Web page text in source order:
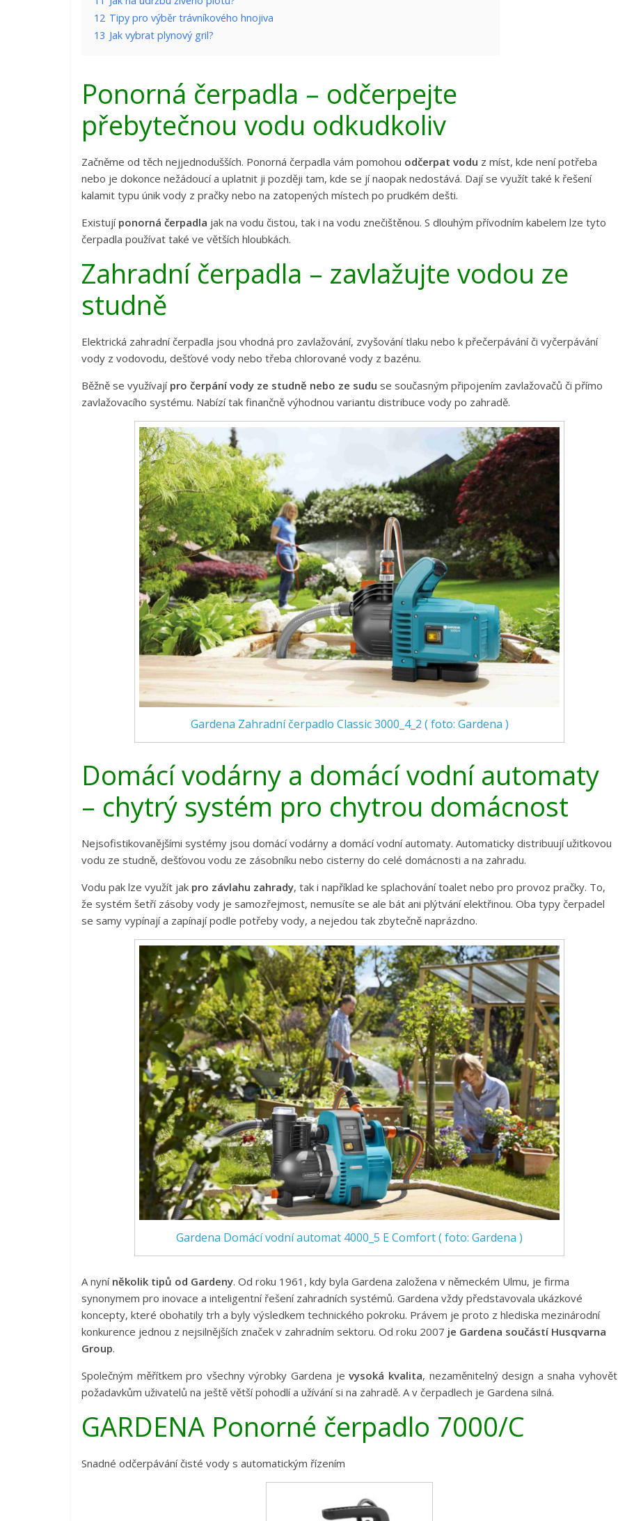
12 Tipy pro výběr trávníkového hnojiva
13 Jak vybrat plynový gril?
Ponorná čerpadla – odčerpejte
přebytečnou vodu odkudkoliv
Začněme od těch nejjednodušších. Ponorná čerpadla vám pomohou odčerpat vodu z míst, kde není potřeba
nebo je dokonce nežádoucí a uplatnit ji později tam, kde se jí naopak nedostává. Dají se využít také k řešení
kalamit typu únik vody z pračky nebo na zatopených místech po prudkém dešti.
Existují ponorná čerpadla jak na vodu čistou, tak i na vodu znečištěnou. S dlouhým přívodním kabelem lze tyto
čerpadla používat také ve větších hloubkách.
Zahradní čerpadla – zavlažujte vodou ze
studně
Elektrická zahradní čerpadla jsou vhodná pro zavlažování, zvyšování tlaku nebo k přečerpávání či vyčerpávání
vody z vodovodu, dešťové vody nebo třeba chlorované vody z bazénu.
Běžně se využívajípro čerpání vody ze studně nebo ze sudu se současným připojením zavlažovačů či přímo
zavlažovacího systému. Nabízí tak finančně výhodnou variantu distribuce vody po zahradě.
Gardena Zahradní čerpadlo Classic 3000_4_2 ( foto: Gardena )
Domácí vodárny a domácí vodní automaty
– chytrý systém pro chytrou domácnost
Nejsofistikovanějšími systémy jsou domácí vodárny a domácí vodní automaty. Automaticky distribuují užitkovou
vodu ze studně, dešťovou vodu ze zásobníku nebo cisterny do celé domácnosti a na zahradu.
Vodu pak lze využít jak pro závlahu zahrady, tak i například ke splachování toalet nebo pro provoz pračky. To,
že systém šetří zásoby vody je samozřejmost, nemusíte se ale bát ani plýtvání elektřinou. Oba typy čerpadel
se samy vypínají a zapínají podle potřeby vody, a nejedou tak zbytečně naprázdno.
Gardena Domácí vodní automat 4000_5 E Comfort ( foto: Gardena )
A nyní několik tipů od Gardeny. Od roku 1961, kdy byla Gardena založena v německém Ulmu, je firma
synonymem pro inovace a inteligentní řešení zahradních systémů. Gardena vždy představovala ukázkové
koncepty, které obohatily trh a byly výsledkem technického pokroku. Právem je proto z hlediska mezinárodní
konkurence jednou z nejsilnějších značek v zahradním sektoru. Od roku 2007 je Gardena součástí Husqvarna
Group.
Společným měřítkem pro všechny výrobky Gardena jevysoká kvalita, nezaměnitelný design a snaha vyhovět
požadavkům uživatelů na ještě větší pohodlí a užívání si na zahradě. A v čerpadlech je Gardena silná.
GARDENA Ponorné čerpadlo 7000/C
Snadné odčerpávání čisté vody s automatickým řízením